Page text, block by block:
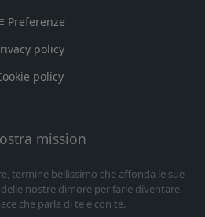
Preferenze
policy
policy
mission
termine bellissimo che affonda le sue
nostre dimore per farle diventare
che parla di te e con te.